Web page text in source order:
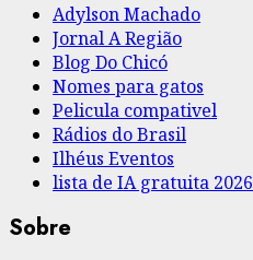
Adylson Machado
Jornal A Região
Blog Do Chicó
Nomes para gatos
Pelicula compativel
Rádios do Brasil
Ilhéus Eventos
lista de IA gratuita 2026
Sobre